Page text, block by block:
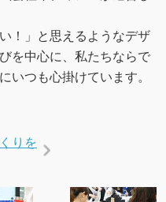
！」と思えるようなデザ
を中心に、私たちならで
いつも心掛けています。
りを